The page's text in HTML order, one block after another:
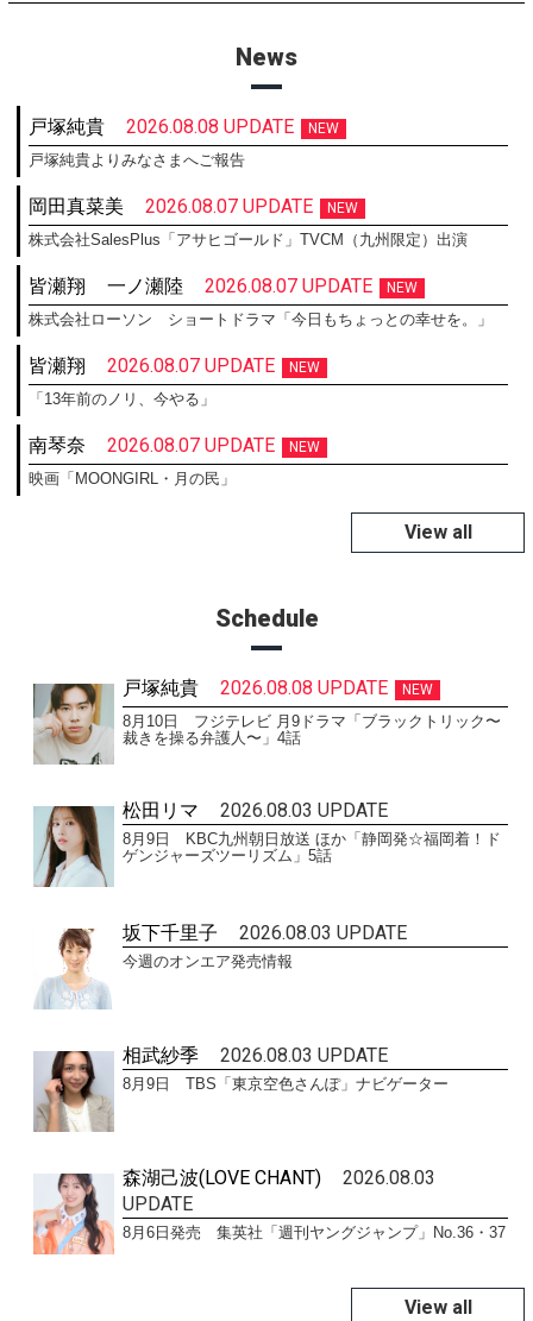
News
戸塚純貴 2026.08.08 UPDATE NEW
戸塚純貴よりみなさまへご報告
岡田真菜美 2026.08.07 UPDATE NEW
株式会社SalesPlus「アサヒゴールド」TVCM（九州限定）出演
皆瀬翔 一ノ瀬陸 2026.08.07 UPDATE NEW
株式会社ローソン ショートドラマ「今日もちょっとの幸せを。」
皆瀬翔 2026.08.07 UPDATE NEW
「13年前のノリ、今やる」
南琴奈 2026.08.07 UPDATE NEW
映画「MOONGIRL・月の民」
View all
Schedule
戸塚純貴 2026.08.08 UPDATE NEW
8月10日 フジテレビ 月9ドラマ「ブラックトリック〜
裁きを操る弁護人〜」4話
松田リマ 2026.08.03 UPDATE
8月9日 KBC九州朝日放送 ほか「静岡発☆福岡着！ド
ゲンジャーズツーリズム」5話
坂下千里子 2026.08.03 UPDATE
今週のオンエア発売情報
相武紗季 2026.08.03 UPDATE
8月9日 TBS「東京空色さんぽ」ナビゲーター
森湖己波(LOVE CHANT)
2026.08.03
UPDATE
8月6日発売 集英社「週刊ヤングジャンプ」No.36・37
View all